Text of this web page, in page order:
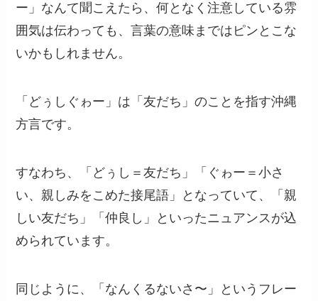
ー」なんて聞こえたら、何となく注意している雰
囲気は伝わっても、言葉の意味まではピンとこな
いかもしれません。
「どぅしぐゎー」は「友だち」のことを指す沖縄
方言です。
すなわち、「どぅし＝友だち」「ぐゎー＝小さ
い、親しみをこめた接尾語」となっていて、「親
しい友だち」「仲良し」といったニュアンスが込
められています。
同じように、「なんくるないさ〜」というフレー